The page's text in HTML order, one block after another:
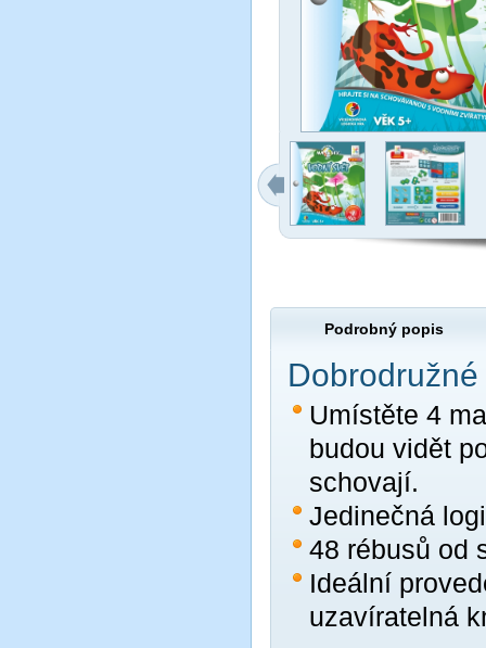
Podrobný popis
Umístěte 4
budou vidět
schovají.
Jedinečná
48 rébusů od
Ideální
uzavíratelná